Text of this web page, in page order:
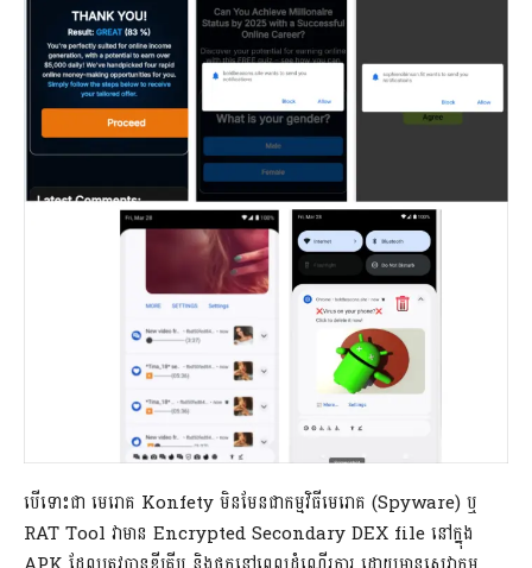
បើទោះជា មេរោគ Konfety មិនមែនជាកម្មវិធីមេរោគ (Spyware) ឬ
RAT Tool វាមាន Encrypted Secondary DEX file នៅក្នុង